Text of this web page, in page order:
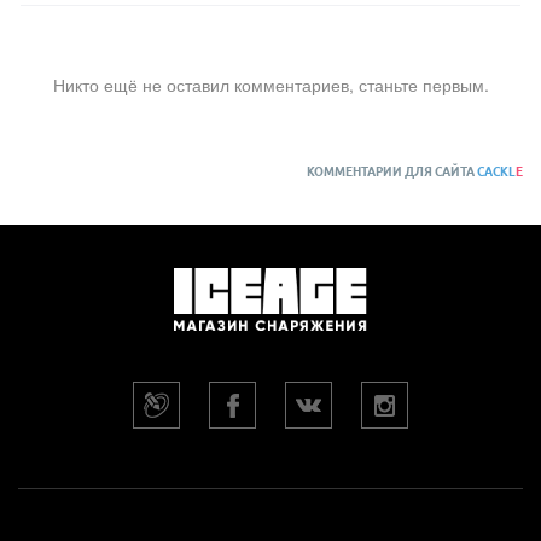
Никто ещё не оставил комментариев, станьте первым.
КОММЕНТАРИИ ДЛЯ САЙТАCACKLE